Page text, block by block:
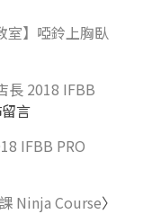
室】啞鈴上胸臥
長 2018 IFBB
言
IFBB PRO
Ninja Course〉